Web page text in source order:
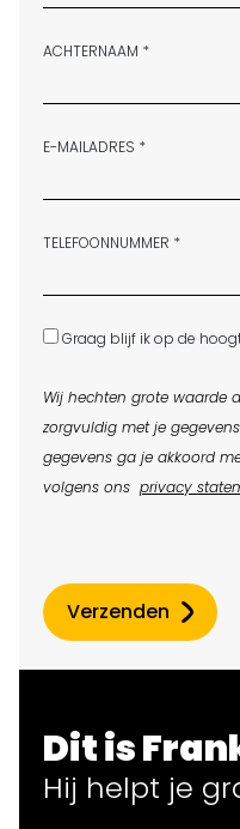
ACHTERNAAM *
E-MAILADRES *
TELEFOONNUMMER *
Graag blijf ik op de
Wij hechten grote waarde
zorgvuldig met je
gegevens ga je akkoord
volgens ons privacy
Verzenden
Dit is
Hij helpt je